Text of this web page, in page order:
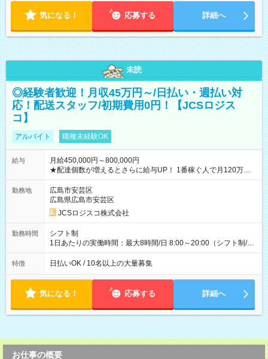
気になる！ 応募する 詳細へ
未読
◎経験者歓迎！月収45万円～/日払い・週払い対
応！配送スタッフ/初期費用0円！【JCSロジス
コ】
アルバイト 職種未経験OK
給与
月給450,000円～800,000円
★配達個数が増えるとさらに給与UP！ 1番稼ぐ人で月120万ほ
ど！ ・主要都市エリア 月収55万円／週5日稼働 月収65万~112
万円／週6日稼働 ・地方郊外エリア 月収40万円／週5日稼働 月
収40万円~50万円／週6日稼働 ＜モデルイメージ＞ ■月収50万
円 (27歳男性/江東区在住)※元建築関係 1日150個配達×25日勤務
(日休み) ■月収80万円(43歳男性/墨田区在住)※元営業 1日200個
勤務地
広島市安芸区
広島県広島市安芸区
JCSロジスコ株式会社
勤務時間
シフト制
1日あたりの実働時間：最大8時間/日 8:00～20:00（シフト制/実
働8時間） ※週5日勤務（場所次第では週4も有り） ※配達状況
によって時間外での勤務可能性有り ※案件により多少の前後あ
特徴 日払いOK / 10名以上の大量募集
気になる！ 応募する 詳細へ
お仕事の概要